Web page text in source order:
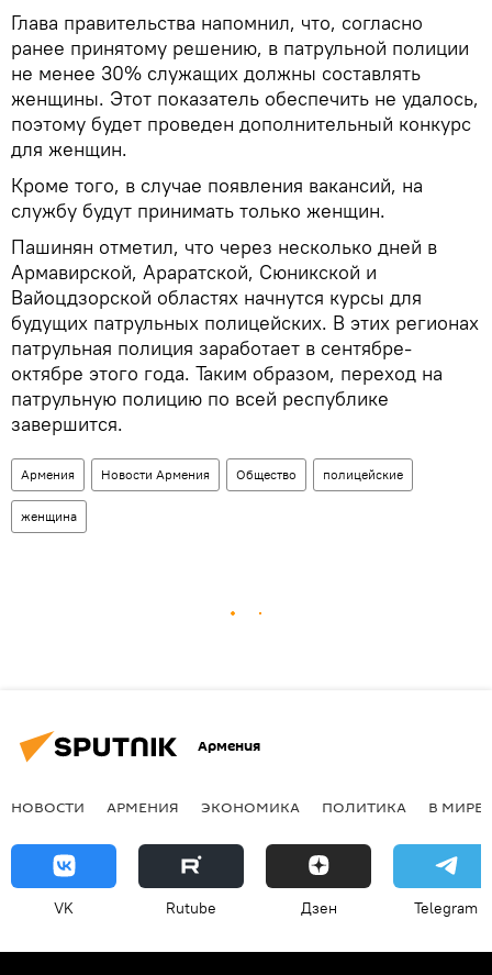
Глава правительства напомнил, что, согласно
ранее принятому решению, в патрульной полиции
не менее 30% служащих должны составлять
женщины. Этот показатель обеспечить не удалось,
поэтому будет проведен дополнительный конкурс
для женщин.
Кроме того, в случае появления вакансий, на
службу будут принимать только женщин.
Пашинян отметил, что через несколько дней в
Армавирской, Араратской, Сюникской и
Вайоцдзорской областях начнутся курсы для
будущих патрульных полицейских. В этих регионах
патрульная полиция заработает в сентябре-
октябре этого года. Таким образом, переход на
патрульную полицию по всей республике
завершится.
Армения Новости Армения Общество полицейские
женщина
Армения
НОВОСТИ АРМЕНИЯ ЭКОНОМИКА ПОЛИТИКА В МИРЕ
VK Rutube Дзен Telegram